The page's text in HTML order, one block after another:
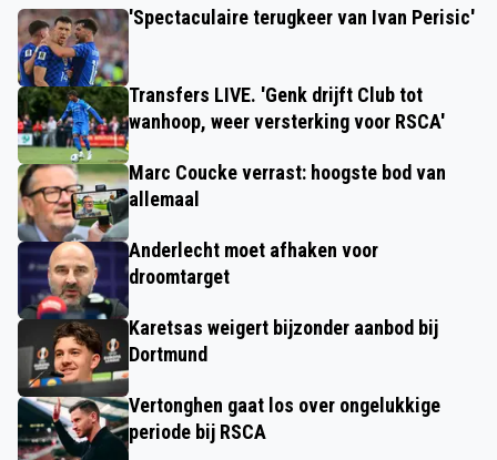
'Spectaculaire terugkeer van Ivan Perisic'
Transfers LIVE. 'Genk drijft Club tot
wanhoop, weer versterking voor RSCA'
Marc Coucke verrast: hoogste bod van
allemaal
Anderlecht moet afhaken voor
droomtarget
Karetsas weigert bijzonder aanbod bij
Dortmund
Vertonghen gaat los over ongelukkige
periode bij RSCA